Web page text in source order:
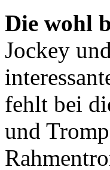
Die wohl
Jockey
fehlt bei
und